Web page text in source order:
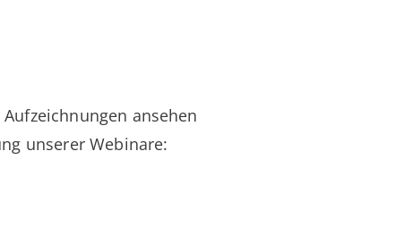
ansehen
unserer Webinare: